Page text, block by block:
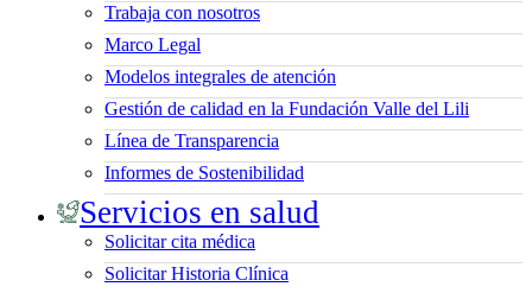
Trabaja con nosotros
Marco Legal
Modelos integrales de atención
Gestión de calidad en la Fundación Valle del Lili
Línea de Transparencia
Informes de Sostenibilidad
Servicios en salud
Solicitar cita médica
Solicitar Historia Clínica